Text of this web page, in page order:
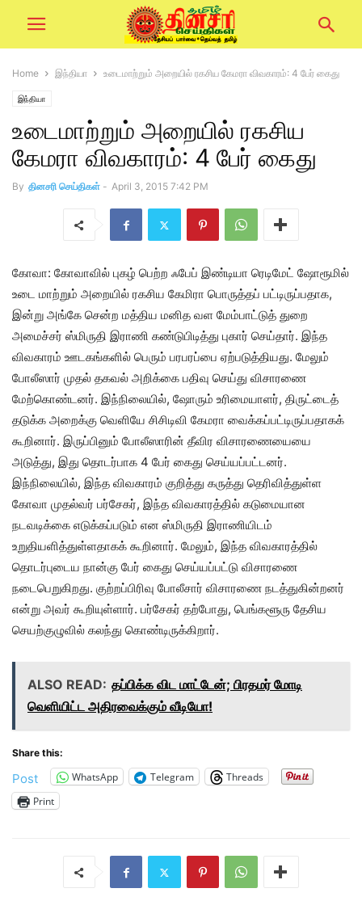
Home இந்தியா உடைமாற்றும் அறையில் ரகசிய கேமரா விவகாரம்: 4 பேர் கைது
இந்தியா
உடைமாற்றும் அறையில் ரகசிய
கேமரா விவகாரம்: 4 பேர் கைது
By தினசரி செய்திகள் - April 3, 2015 7:42 PM
கோவா: கோவாவில் புகழ் பெற்ற ஃபேப் இண்டியா ரெடிமேட் ஷோரூமில்
உடை மாற்றும் அறையில் ரகசிய கேமிரா பொருத்தப் பட்டிருப்பதாக,
இன்று அங்கே சென்ற மத்திய மனித வள மேம்பாட்டுத் துறை
அமைச்சர் ஸ்மிருதி இராணி கண்டுபிடித்து புகார் செய்தார். இந்த
விவகாரம் ஊடகங்களில் பெரும் பரபரப்பை ஏற்படுத்தியது. மேலும்
போலீஸார் முதல் தகவல் அறிக்கை பதிவு செய்து விசாரணை
மேற்கொண்டனர். இந்நிலையில், ஷோரும் உரிமையாளர், திருட்டைத்
தடுக்க அறைக்கு வெளியே சிசிடிவி கேமரா வைக்கப்பட்டிருப்பதாகக்
கூறினார். இருப்பினும் போலீஸாரின் தீவிர விசாரணையையை
அடுத்து, இது தொடர்பாக 4 பேர் கைது செய்யப்பட்டனர்.
இந்நிலையில், இந்த விவகாரம் குறித்து கருத்து தெரிவித்துள்ள
கோவா முதல்வர் பர்சேகர், இந்த விவகாரத்தில் கடுமையான
நடவடிக்கை எடுக்கப்படும் என ஸ்மிருதி இராணியிடம்
உறுதியளித்துள்ளதாகக் கூறினார். மேலும், இந்த விவகாரத்தில்
தொடர்புடைய நான்கு பேர் கைது செய்யப்பட்டு விசாரணை
நடைபெறுகிறது. குற்றப்பிரிவு போலீசார் விசாரணை நடத்துகின்றனர்
என்று அவர் கூறியுள்ளார். பர்சேகர் தற்போது, பெங்களூரு தேசிய
செயற்குழுவில் கலந்து கொண்டிருக்கிறார்.
ALSO READ: தப்பிக்க விட மாட்டேன்; பிரதமர் மோடி
வெளியிட்ட அதிரவைக்கும் வீடியோ!
Share this:
Post WhatsApp Telegram
Threads
Print